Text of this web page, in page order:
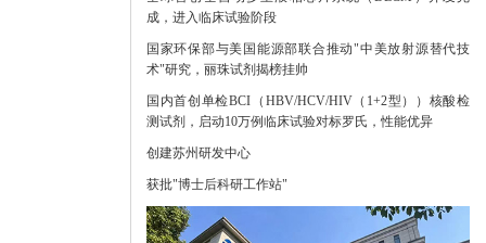
成，进入临床试验阶段
国家环保部与美国能源部联合推动"中美放射源替代技
术"研究，丽珠试剂揭榜挂帅
国内首创单检BCI（HBV/HCV/HIV（1+2型））核酸检
测试剂，启动10万例临床试验对标罗氏，性能优异
创建苏州研发中心
获批"博士后科研工作站"